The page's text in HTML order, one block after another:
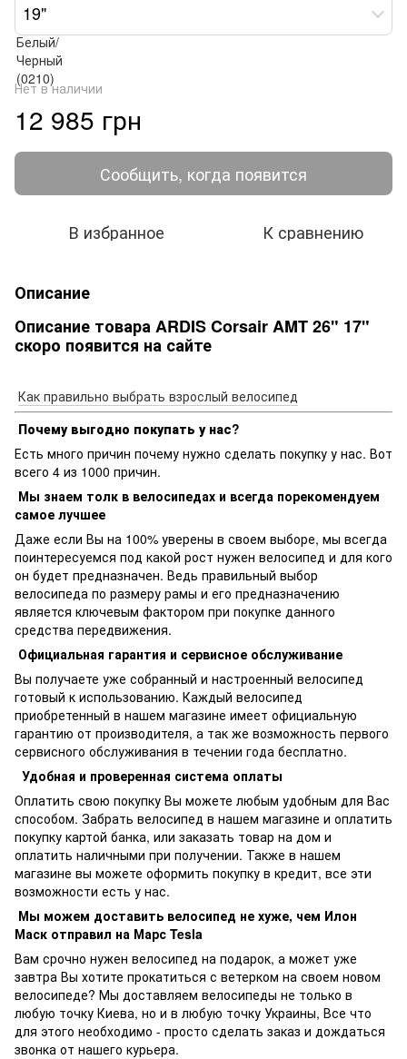
19"
Нет в наличии
12 985 грн
Сообщить, когда появится
В избранное К сравнению
Описание
Описание товара ARDIS Corsair AMT 26" 17"
скоро появится на сайте
Как правильно выбрать взрослый велосипед
Почему выгодно покупать у нас?
Есть много причин почему нужно сделать покупку у нас. Вот
всего 4 из 1000 причин.
Мы знаем толк в велосипедах и всегда порекомендуем
самое лучшее
Даже если Вы на 100% уверены в своем выборе, мы всегда
поинтересуемся под какой рост нужен велосипед и для кого
он будет предназначен. Ведь правильный выбор
велосипеда по размеру рамы и его предназначению
является ключевым фактором при покупке данного
средства передвижения.
Официальная гарантия и сервисное обслуживание
Вы получаете уже собранный и настроенный велосипед
готовый к использованию. Каждый велосипед
приобретенный в нашем магазине имеет официальную
гарантию от производителя, а так же возможность первого
сервисного обслуживания в течении года бесплатно.
Удобная и проверенная система оплаты
Оплатить свою покупку Вы можете любым удобным для Вас
способом. Забрать велосипед в нашем магазине и оплатить
покупку картой банка, или заказать товар на дом и
оплатить наличными при получении. Также в нашем
магазине вы можете оформить покупку в кредит, все эти
возможности есть у нас.
Мы можем доставить велосипед не хуже, чем Илон
Маск отправил на Марс Tesla
Вам срочно нужен велосипед на подарок, а может уже
завтра Вы хотите прокатиться с ветерком на своем новом
велосипеде? Мы доставляем велосипеды не только в
любую точку Киева, но и в любую точку Украины, Все что
для этого необходимо - просто сделать заказ и дождаться
звонка от нашего курьера.